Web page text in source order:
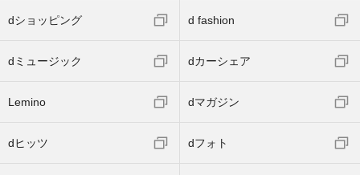
dショッピング d fashion
dミュージック dカーシェア
Lemino dマガジン
dヒッツ dフォト